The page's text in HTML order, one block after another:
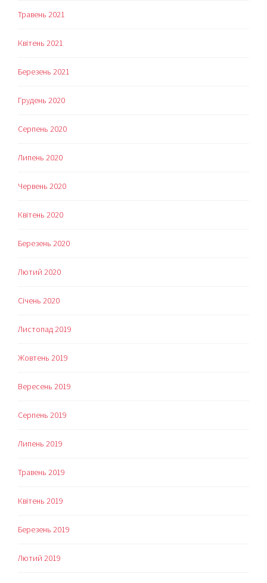
Травень 2021
Квітень 2021
Березень 2021
Грудень 2020
Серпень 2020
Липень 2020
Червень 2020
Квітень 2020
Березень 2020
Лютий 2020
Січень 2020
Листопад 2019
Жовтень 2019
Вересень 2019
Серпень 2019
Липень 2019
Травень 2019
Квітень 2019
Березень 2019
Лютий 2019